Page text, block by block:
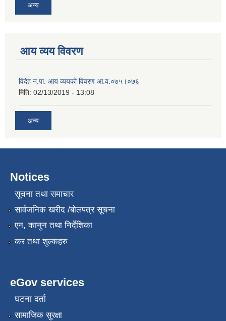
अन्य
आय व्यय विवरण
विदेह न.पा. आय व्ययको विवरण आ.व.०७५।०७६
मिति: 02/13/2019 - 13:08
अन्य
Notices
सूचना तथा समाचार
सार्वजनिक खरीद /बोलपत्र सूचना
एन, कानुन तथा निर्देशिका
कर तथा शुल्कहरु
eGov services
घटना दर्ता
सामाजिक सुरक्षा